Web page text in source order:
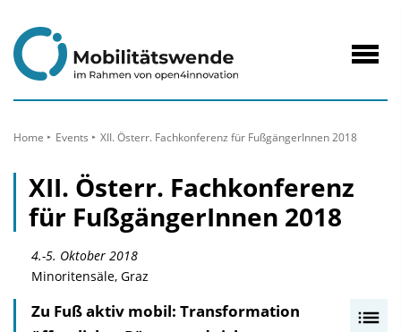
Inhalt
Home Events XII. Österr. Fachkonferenz für FußgängerInnen 2018
XII. Österr. Fachkonferenz
für FußgängerInnen 2018
4.-5. Oktober 2018
Minoritensäle, Graz
Zu Fuß aktiv mobil: Transformation